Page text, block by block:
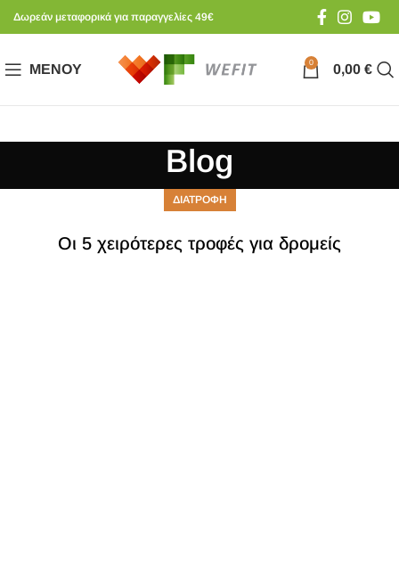
Δωρεάν μεταφορικά για παραγγελίες 49€
ΜΕΝΟΎ 0 0,00 €
Blog
ΔΙΑΤΡΟΦΗ
Οι 5 χειρότερες τροφές για δρομείς